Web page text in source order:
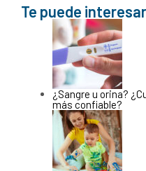
Te puede interesar
¿Sangre u orina?
más confiable?